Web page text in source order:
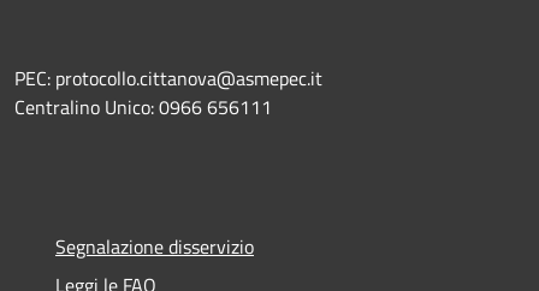
PEC: protocollo.cittanova@asmepec.it
Centralino Unico: 0966 656111
Segnalazione disservizio
Leggi le FAQ